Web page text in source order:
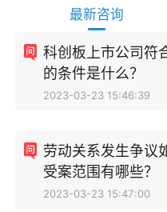
最新咨询
科创板上市公司符
的条件是什么？
2023-03-23 15:46:39
劳动关系发生争议
受案范围有哪些？
2023-03-23 15:47:00